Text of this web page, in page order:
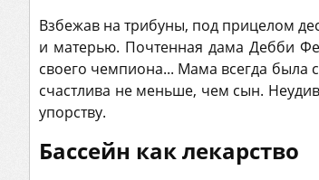
Взбежав на трибуны, под прицелом
и матерью. Почтенная дама Дебби
своего чемпиона... Мама всегда
счастлива не меньше, чем сын.
упорству.
Бассейн как лекарство